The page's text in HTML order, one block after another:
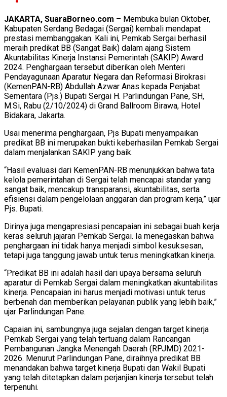
JAKARTA, SuaraBorneo.com – Membuka bulan Oktober,
Kabupaten Serdang Bedagai (Sergai) kembali mendapat
prestasi membanggakan. Kali ini, Pemkab Sergai berhasil
meraih predikat BB (Sangat Baik) dalam ajang Sistem
Akuntabilitas Kinerja Instansi Pemerintah (SAKIP) Award
2024. Penghargaan tersebut diberikan oleh Menteri
Pendayagunaan Aparatur Negara dan Reformasi Birokrasi
(KemenPAN-RB) Abdullah Azwar Anas kepada Penjabat
Sementara (Pjs.) Bupati Sergai H. Parlindungan Pane, SH,
M.Si, Rabu (2/10/2024) di Grand Ballroom Birawa, Hotel
Bidakara, Jakarta.
Usai menerima penghargaan, Pjs Bupati menyampaikan
predikat BB ini merupakan bukti keberhasilan Pemkab Sergai
dalam menjalankan SAKIP yang baik.
“Hasil evaluasi dari KemenPAN-RB menunjukkan bahwa tata
kelola pemerintahan di Sergai telah mencapai standar yang
sangat baik, mencakup transparansi, akuntabilitas, serta
efisiensi dalam pengelolaan anggaran dan program kerja,” ujar
Pjs. Bupati.
Dirinya juga mengapresiasi pencapaian ini sebagai buah kerja
keras seluruh jajaran Pemkab Sergai. Ia menegaskan bahwa
penghargaan ini tidak hanya menjadi simbol kesuksesan,
tetapi juga tanggung jawab untuk terus meningkatkan kinerja.
“Predikat BB ini adalah hasil dari upaya bersama seluruh
aparatur di Pemkab Sergai dalam meningkatkan akuntabilitas
kinerja. Pencapaian ini harus menjadi motivasi untuk terus
berbenah dan memberikan pelayanan publik yang lebih baik,”
ujar Parlindungan Pane.
Capaian ini, sambungnya juga sejalan dengan target kinerja
Pemkab Sergai yang telah tertuang dalam Rancangan
Pembangunan Jangka Menengah Daerah (RPJMD) 2021-
2026. Menurut Parlindungan Pane, diraihnya predikat BB
menandakan bahwa target kinerja Bupati dan Wakil Bupati
yang telah ditetapkan dalam perjanjian kinerja tersebut telah
terpenuhi.